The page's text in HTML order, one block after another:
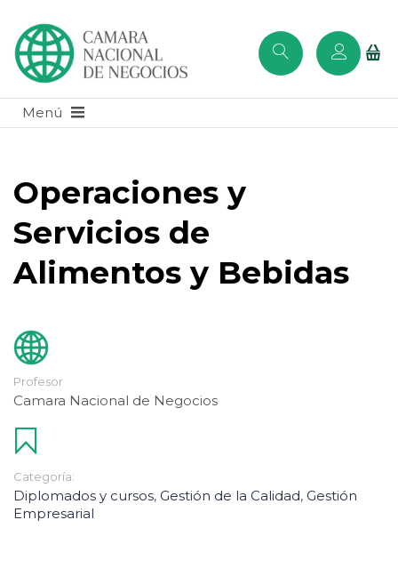
Operaciones y
Servicios de
Alimentos y Bebidas
Profesor
Camara Nacional de Negocios
Categoría:
Diplomados y cursos, Gestión de la Calidad, Gestión
Empresarial